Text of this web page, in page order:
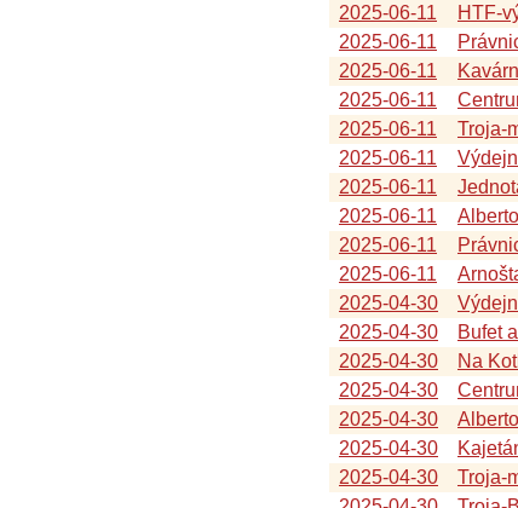
2025-06-11
HTF-
2025-06-11
2025-06-11
2025-06-11
2025-06-11
Troja-
2025-06-11
2025-06-11
2025-06-11
2025-06-11
2025-06-11
2025-04-30
2025-04-30
Bufet
2025-04-30
Na
2025-04-30
2025-04-30
2025-04-30
2025-04-30
Troja-